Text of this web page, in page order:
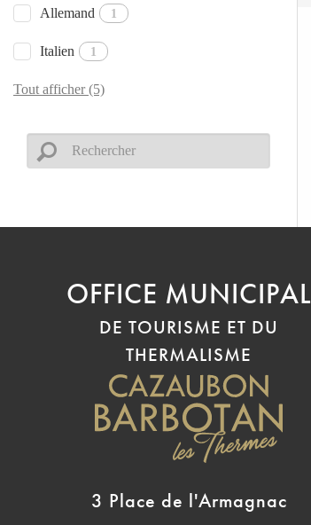
Allemand 1
Italien 1
Tout afficher (5)
OFFICE MUNICIPAL
DE TOURISME ET DU
THERMALISME
3 Place de l'Armagnac